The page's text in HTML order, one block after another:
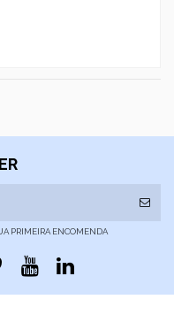
PRIMEIRA ENCOMENDA